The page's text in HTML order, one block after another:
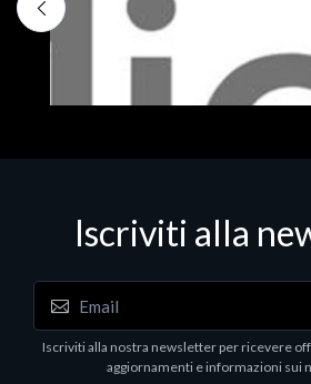
Software - Office Productivity
MS OFFICE H&S 2021 ESD
Iscriviti alla
Iscriviti alla nostra newsletter per ricevere
aggiornamenti e informazioni sui